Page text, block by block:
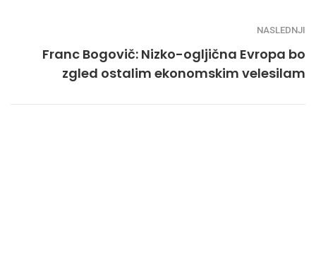
NASLEDNJI
Franc Bogovič: Nizko-ogljična Evropa bo
zgled ostalim ekonomskim velesilam